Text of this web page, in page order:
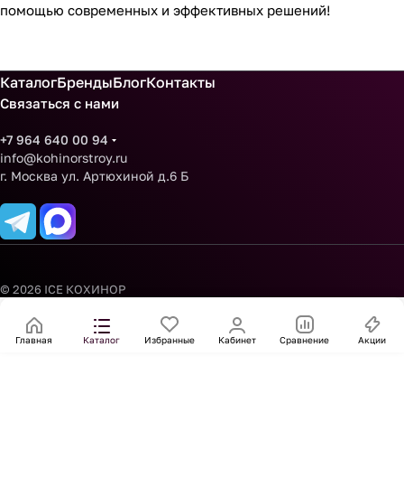
помощью современных и эффективных решений!
КаталогБрендыБлогКонтакты
Связаться с нами
+7 964 640 00 94
info@kohinorstroy.ru
г. Москва ул. Артюхиной д.6 Б
© 2026 ICE КОХИНОР
Главная Каталог Избранные Кабинет Сравнение Акции